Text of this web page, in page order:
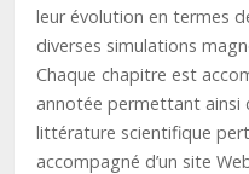
leur évolution en termes
diverses simulations
Chaque chapitre est
annotée permettant ainsi
littérature scientifique
accompagné d’un site